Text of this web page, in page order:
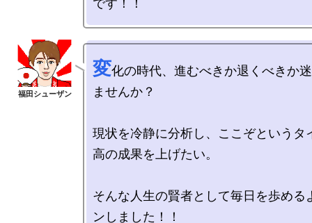
変化の時代、進むべきか退くべきか
ませんか？
現状を冷静に分析し、ここぞというタ
高の成果を上げたい。
そんな人生の賢者として毎日を歩める